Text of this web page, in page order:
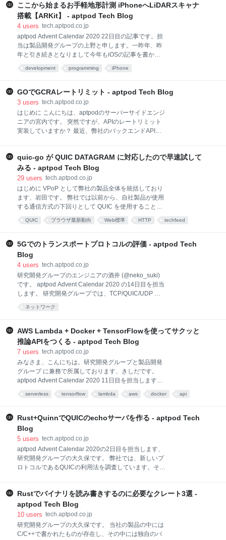
く変えるライブラリがリリースされました。それが
Recoilです。 Recoilについては、私の以前書いた記事
でも名前だけ触れました。 2020年の5月に行われた
まして、2020年12月現在GitHubスター数1万を超える
なかなかの人気ライブラリとなっております。 とはい
え、npm trendsなどを見ても、同じく状態管理ライブ
ラリであるReduxやMobXには大きく水をあけられて
ここから始まるお手軽地形計測 iPhoneへLiDARスキャナ
搭載【ARKit】 - aptpod Tech Blog
4 users tech.aptpod.co.jp
aptpod Advent Calendar 2020 22日目の記事です。担
当は製品開発グループの上野と申します。一昨年、昨
年と引き続きとなりまして今年もiOSの記事を書かせ
ナが搭載される前との精度の違い LiDARスキャナのデ
てみた LiDARスキャナによる地形計測の為に 算出した
点群データを伝送する 取得した画像データを伝送する
最適化されたメッシュデータを伝送する 最適化された
メッシュデータの取得方法 さいごに はじめに 皆さん
はつい先日発売されたばかりのiPhone 12は購入され
デザインと小ささが良いですね、指紋認証が無いのが
痛い所ですが... そ
development programming iPhone
GOでGCRAレートリミット - aptpod Tech Blog
3 users tech.aptpod.co.jp
はじめに こんにちは、aptpodのサーバーサイドエンジ
ニアの宮内です。 突然ですが、APIのレートリミット
実装していますか？ 最近、弊社のバックエンドAPIで
ズムが面白かったので、今回はこのGCRAについて
と、GoでGCRAを利用したレートリミットについて説
明します。 Leaky Bucketについて GCRAの説明に入る
前に、GCRAはLeaky Bucketを再現するアルゴリズム
であるため、 まずはLeaky Bucketの理解からしていき
ましょう。 と言っても、深くは触れません。
らで。 Leaky Bucketとはトラフィックシェーピングや
quic-go が QUIC DATAGRAM に対応したので早速試して
みる - aptpod Tech Blog
29 users tech.aptpod.co.jp
はじめに VPoP として弊社の製品全体を統括しており
ます、岩田です。 弊社では以前から、自社製品が使用
する通信方式の下回りとして QUIC を使用することが
できないか 、継続的に調査や検討を行ってきました。
QUIC が HTTP/3 をメインターゲットとして最低限の
する社内の熱量も多少減退してはいたものの、昨年の
WebTransport 周辺の動きを受けて、再度勢いを取り
戻しつつあります。 QUIC DATAGRAM は、QUIC を
ース であることを生かしたユースケースで利用できる
ようにするための追加仕様で、UDP Like な通信を導
入することで QUIC の用途を映像伝送やゲームなどの
リアルタイム通信に拡張しようとするもの です。
QUIC ブラウザ最新動向 Web標準 HTTP techfeed
5Gでのトランスポートプロトコルの評価 - aptpod Tech
Blog
4 users tech.aptpod.co.jp
研究開発グループのエンジニアの酒井 (@neko_suki)
です。 aptpod Advent Calendar 2020 の14日目を担当
します。 研究開発グループでは、TCP/QUIC/UDP な
証を行っています。 今回の記事は前回の「5Gのネッ
tech.aptpod.co.jp 今回の記事では、以下の2つを紹介
します。 モバイルルーターをWi-Fi STATION SH-52A
に固定して行った4G/5G のping/iperf3 の計測結果
介 計測場所の紹介 ネットワーク計測の結果 pingの計
測 iperf3の計測 UDPの結果 TCPの結果 トランスポー
トプロトコルの評価 実験内容 評価結果 TCPの結果
QUICの結果
ネットワーク
AWS Lambda + Docker + TensorFlowを使ってサクッと
推論APIをつくる - aptpod Tech Blog
7 users tech.aptpod.co.jp
みなさま、こんにちは。研究開発グループと製品開発
グループ に兼務で所属しております、きしだです。
aptpod Advent Calendar 2020 11日目を担当します。
aws.amazon.com 推論をすばやくAPI化する意義 その
前に、推論箇所をAPIとしてすばやく用意できる必要
性について簡単に触れたいと思います。 機械学習関係
が非常に重要視されています。例えば「モデルの正解
率を〜にしたい」や「モデルの動く速さを〜にした
い」などですね。これらの具体的な数値はお客様と議
要があるのですが、これがとてもむずかしいのです。
なぜでしょうか。 お客
serverless tensorflow lambda aws docker api
Rust+QuinnでQUICのechoサーバを作る - aptpod Tech
Blog
5 users tech.aptpod.co.jp
aptpod Advent Calendar 2020の2日目を担当します、
研究開発グループの大久保です。 弊社では、新しいプ
ロトコルであるQUICの利用法を調査しています。そこ
返送するechoサーバを実装してみます。RustのQUIC
実装には、他にquicheというものもありますが、
Quinnはtokioの上に実装されているため、Rustの
async機能を活用して楽に書くことができます。 構成
quinn-echo-serverとquinn-echo-clientという2つのク
Rustでバイナリを読み書きするのに必要なクレート3選 -
aptpod Tech Blog
10 users tech.aptpod.co.jp
研究開発グループの大久保です。 当社の製品の中には
C/C++で書かれたものが存在し、その中には独自のバ